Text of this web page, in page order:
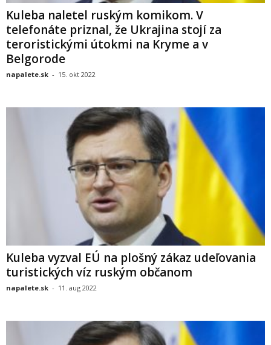
Kuleba naletel ruským komikom. V
telefonáte priznal, že Ukrajina stojí za
teroristickými útokmi na Kryme a v
Belgorode
napalete.sk - 15. okt 2022
Kuleba vyzval EÚ na plošný zákaz udeľovania
turistických víz ruským občanom
napalete.sk - 11. aug 2022